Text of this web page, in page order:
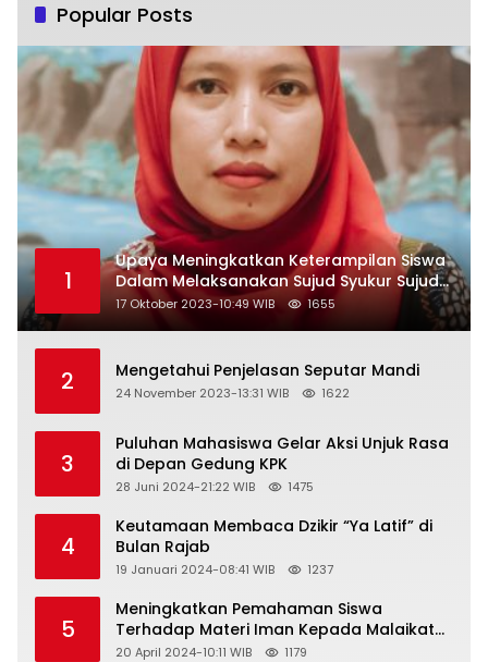
Popular Posts
1
Upaya Meningkatkan Keterampilan Siswa
Dalam Melaksanakan Sujud Syukur Sujud
Sahwi dan Sujud Tilawah Dengan
Menggunakan Model Pembelajaran
Nujum Sampang
17 Oktober 2023-10:49 WIB 1655
2 Mengetahui Penjelasan Seputar Mandi
24 November 2023-13:31 WIB 1622
3
Puluhan Mahasiswa Gelar Aksi Unjuk Rasa
di Depan Gedung KPK
28 Juni 2024-21:22 WIB 1475
4
Keutamaan Membaca Dzikir “Ya Latif” di
Bulan Rajab
19 Januari 2024-08:41 WIB 1237
5
Meningkatkan Pemahaman Siswa
Terhadap Materi Iman Kepada Malaikat
Allah Melalui Metode Pembelajaran
20 April 2024-10:11 WIB 1179